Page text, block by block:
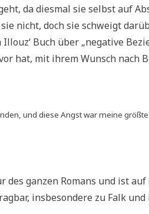
da diesmal sie selbst auf
nicht, doch sie schweigt
Buch über „negative
hat, mit ihrem Wunsch nach
und diese Angst war meine
ganzen Romans und ist
insbesondere zu Falk und